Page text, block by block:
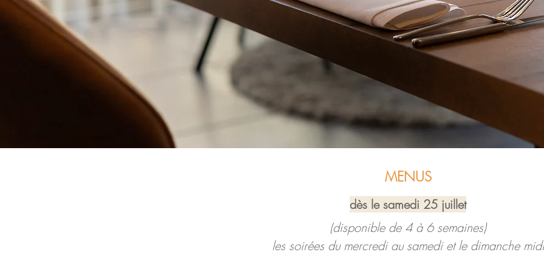
MENUS
dès le samedi 25 juillet
(disponible de 4 à 6 semaines)
les soirées du mercredi au samedi et le dimanche midi